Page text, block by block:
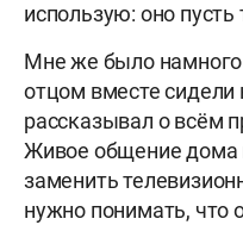
использую: оно пусть
Мне же было намного
отцом вместе сидели
рассказывал о всём
Живое общение дома
заменить
нужно понимать, что